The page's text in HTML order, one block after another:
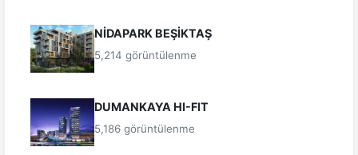
NİDAPARK BEŞİKTAŞ
5,214 görüntülenme
DUMANKAYA HI-FIT
5,186 görüntülenme